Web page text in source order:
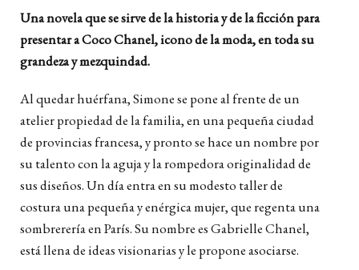
Una novela que se sirve de la historia y de la ficción para
presentar a Coco Chanel, icono de la moda, en toda su
grandeza y mezquindad.
Al quedar huérfana, Simone se poneal frente de un
atelier propiedad dela familia,en una pequeña ciudad
de provincias francesa, y prontose hace un nombre por
su talento con la aguja y larompedoraoriginalidad de
sus diseños. Un día entraen su modesto taller de
costura una pequeña y enérgica mujer,que regenta una
sombrerería en París. Su nombre es Gabrielle Chanel,
está llena de ideas visionariasy le propone asociarse.